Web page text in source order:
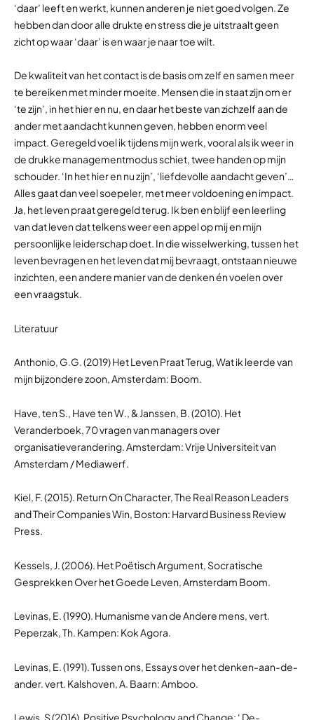
‘daar’ leeft en werkt, kunnen anderen je niet goed volgen. Ze
hebben dan door alle drukte en stress die je uitstraalt geen
zicht op waar ‘daar’ is en waar je naar toe wilt.
De kwaliteit van het contact is de basis om zelf en samen meer
te bereiken met minder moeite. Mensen die in staat zijn om er
‘te zijn’, in het hier en nu, en daar het beste van zichzelf aan de
ander met aandacht kunnen geven, hebben enorm veel
impact. Geregeld voel ik tijdens mijn werk, vooral als ik weer in
de drukke managementmodus schiet, twee handen op mijn
schouder. ‘In het hier en nu zijn’, ‘liefdevolle aandacht geven’…
Alles gaat dan veel soepeler, met meer voldoening en impact.
Ja, het leven praat geregeld terug. Ik ben en blijf een leerling
van dat leven dat telkens weer een appel op mij en mijn
persoonlijke leiderschap doet. In die wisselwerking, tussen het
leven bevragen en het leven dat mij bevraagt, ontstaan nieuwe
inzichten, een andere manier van de denken én voelen over
een vraagstuk.
Literatuur
Anthonio, G.G. (2019) Het Leven Praat Terug, Wat ik leerde van
mijn bijzondere zoon, Amsterdam: Boom.
Have, ten S., Have ten W., & Janssen, B. (2010). Het
Veranderboek, 70 vragen van managers over
organisatieverandering. Amsterdam: Vrije Universiteit van
Amsterdam / Mediawerf.
Kiel, F. (2015). Return On Character, The Real Reason Leaders
and Their Companies Win, Boston: Harvard Business Review
Press.
Kessels, J. (2006). Het Poëtisch Argument, Socratische
Gesprekken Over het Goede Leven, Amsterdam Boom.
Levinas, E. (1990). Humanisme van de Andere mens, vert.
Peperzak, Th. Kampen: Kok Agora.
Levinas, E. (1991). Tussen ons, Essays over het denken-aan-de-
ander. vert. Kalshoven, A. Baarn: Amboo.